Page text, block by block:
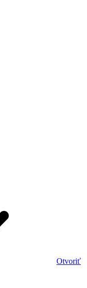
Otvoriť